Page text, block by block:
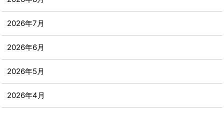
2026年7月
2026年6月
2026年5月
2026年4月